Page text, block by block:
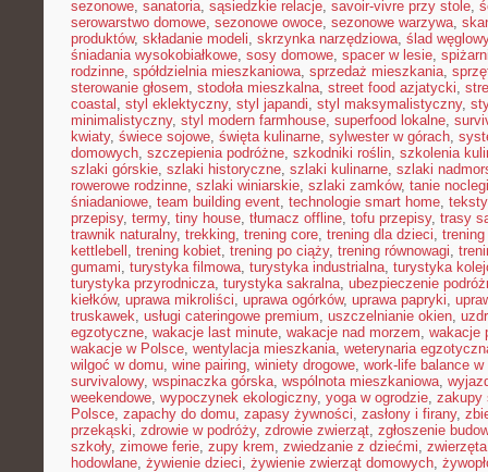
sezonowe, sanatoria, sąsiedzkie relacje, savoir-vivre przy stole,
serowarstwo domowe, sezonowe owoce, sezonowe warzywa,
produktów, składanie modeli, skrzynka narzędziowa, ślad
śniadania wysokobiałkowe, sosy domowe, spacer w lesie,
rodzinne, spółdzielnia mieszkaniowa, sprzedaż mieszkania,
sterowanie głosem, stodoła mieszkalna, street food azjatycki,
coastal , styl eklektyczny, styl japandi, styl maksymalistyczny,
minimalistyczny, styl modern farmhouse, superfood lokalne,
kwiaty, świece sojowe, święta kulinarne, sylwester w górach,
domowych, szczepienia podróżne, szkodniki roślin, szkolenia
szlaki górskie, szlaki historyczne, szlaki kulinarne, szlaki
rowerowe rodzinne, szlaki winiarskie, szlaki zamków, tanie noclegi
śniadaniowe, team building event, technologie smart home,
przepisy, termy, tiny house, tłumacz offline, tofu przepisy, trasy
trawnik naturalny, trekking, trening core, trening dla dzieci,
kettlebell , trening kobiet, trening po ciąży, trening równowagi,
gumami, turystyka filmowa, turystyka industrialna, turystyka
turystyka przyrodnicza, turystyka sakralna, ubezpieczenie
kiełków, uprawa mikroliści, uprawa ogórków, uprawa papryki,
truskawek, usługi cateringowe premium, uszczelnianie okien,
egzotyczne, wakacje last minute, wakacje nad morzem, wakacje
wakacje w Polsce, wentylacja mieszkania, weterynaria
wilgoć w domu, wine pairing, winiety drogowe, work-life balance w
survivalowy, wspinaczka górska, wspólnota mieszkaniowa,
weekendowe, wypoczynek ekologiczny, yoga w ogrodzie, zakupy
Polsce, zapachy do domu, zapasy żywności, zasłony i firany,
przekąski, zdrowie w podróży, zdrowie zwierząt, zgłoszenie
szkoły, zimowe ferie, zupy krem, zwiedzanie z dziećmi,
hodowlane, żywienie dzieci, żywienie zwierząt domowych,